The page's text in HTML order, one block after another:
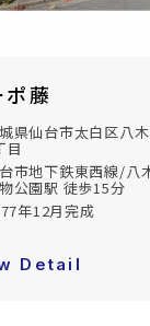
ポ藤
県仙台市太白区八
目
市地下鉄東西線/八
公園駅 徒歩15分
年12月完成
Detail